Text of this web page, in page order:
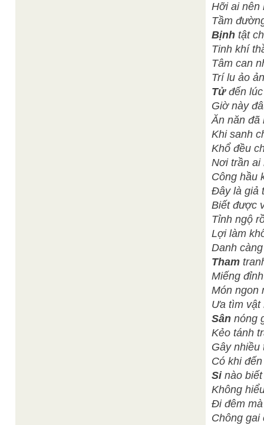
Hỡi ai nên
Tầm
Bịnh tật
Tinh khí
Tâm can
Trí lu ảo
Tử đến
Giờ này
Ăn năn đã
Khi sanh
Khổ đều
Nơi trần ai
Công hầu
Đây là giả
Biết được
Tỉnh ngộ
Lợi làm
Danh
Tham
Miếng
Món ngon
Ưa tìm vật
Sân nóng
Kẻo tánh
Gây nhiều
Có khi
Si nào
Không
Đi đêm
Chông gai